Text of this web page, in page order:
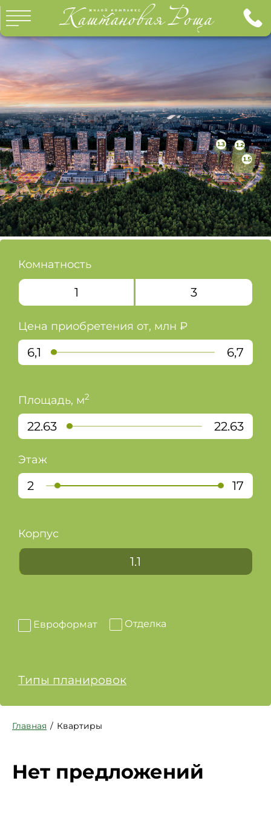
ГЛАВНАЯ
КВАРТИРЫ
О ПРОЕКТЕ
О КОМПАНИИ
ИНФРАСТРУКТУРА
ИПОТЕКА
ОТДЕЛКА
ГАЛЕРЕЯ
ДОКУМЕНТЫ
КОНТАКТЫ
ХОД СТРОИТЕЛЬСТВА
ОТДЕЛ ПРОДАЖ:
+7 (495) 324-49-67
Корпус
1.1
Комнатность
1 3
Этаж
2 17
Площадь, м2
22.63 22.63
Цена приобретения от, млн ₽
6,1 6,7
Евроформат Отделка
Типы планировок
Главная Квартиры
Нет предложений